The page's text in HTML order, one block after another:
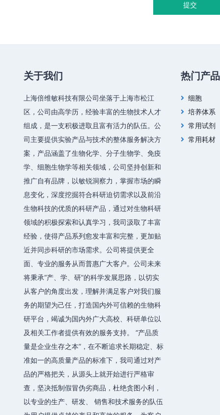
提交
关于我们
上海倍维敏科技有限公司坐落于上海市松江
区，公司由高学历，经验丰富的生物技术人才
组成，是一支积极进取且富有活力的队伍。公
司主要提供实验产品与技术的整体服务解决方
案，产品涵盖了生物化学、分子生物学、免疫
学、细胞生物学等相关领域，公司坚持创新和
推广自有品牌，以敏锐洞察力，掌握市场的瞬
息变化，深度挖掘符合科研迫切需求以及前沿
生物科技的优质的科研产品，通过对生物科研
领域的积极探索和认真学习，我司汲取了丰富
经验，使得产品系列愈发丰富和完整，更加贴
近并同步科研的市场需求。公司将提供更全
面、专业的服务从而普惠广大客户。公司未来
将秉承“产、学、研”的科学发展思路，以切实
从客户的角度出发，理解并满足客户对我们服
务的期望为己任，打造国内外可信赖的生物科
研平台，竭诚为国内外广大高校、科研单位以
及相关工作者提供有效的服务支持。 “产品质
量是企业生存之本”，在不断追求长期稳定、标
准如一的高质量产品的标准下，我司通过对产
品的严格把关，从源头上就开始进行严格审
查，坚决抵制假冒伪劣商品，杜绝贪图小利，
以专业的生产、研发、 销售和技术服务的队伍
热门产品
细胞
培养体系
常用试剂
常用耗材